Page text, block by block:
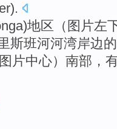
).
)地区 （ 图片左
斯班河河湾岸边
片中心） 南部 ，